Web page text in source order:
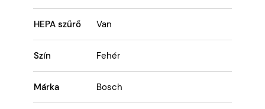
HEPA szűrő Van
Szín Fehér
Márka Bosch